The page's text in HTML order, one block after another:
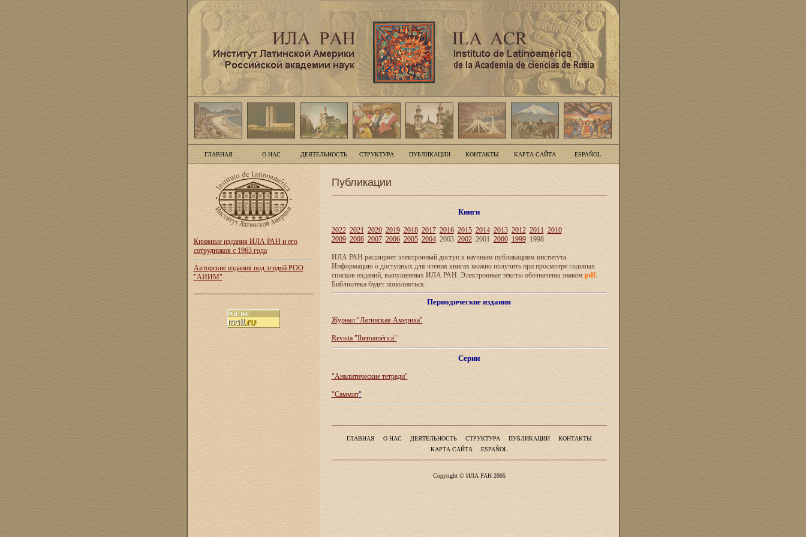
ГЛАВНАЯ О НАС ДЕЯТЕЛЬНОСТЬ СТРУКТУРА ПУБЛИКАЦИИ КОНТАКТЫ КАРТА САЙТА ESPAÑOL
Книжные издания ИЛА РАН и его
сотрудников с 1963 года
Авторские издания под эгидой РОО
"АИИМ"
Публикации
Книги
2022 2021 2020 2019 2018 2017 2016 2015 2014 2013 2012 2011 2010
2009 2008 2007 2006 2005 20042003 20022001 2000 19991998
ИЛА РАН расширяет электронный доступ к научным публикациям института.
Информацию о доступных для чтения книгах можно получить при просмотре годовых
списков изданий, выпущенных ИЛА РАН. Электронные тексты обозначены знаком pdf.
Библиотека будет пополняться.
Периодические издания
Журнал "Латинская Америка"
Revista "Iberoamérica"
Серии
"Аналитические тетради"
"Саммит"
ГЛАВНАЯ О НАС ДЕЯТЕЛЬНОСТЬ СТРУКТУРА ПУБЛИКАЦИИ
КОНТАКТЫ
КАРТА САЙТА
ESPAÑOL
Copyright © ИЛА РАН 2005